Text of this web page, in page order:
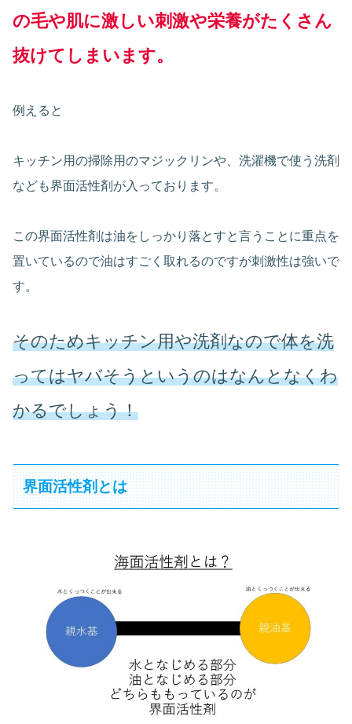
の毛や肌に激しい刺激や栄養がたくさん
抜けてしまいます。
例えると
キッチン用の掃除用のマジックリンや、洗濯機で使う洗剤
なども界面活性剤が入っております。
この界面活性剤は油をしっかり落とすと言うことに重点を
置いているので油はすごく取れるのですが刺激性は強いで
す。
そのためキッチン用や洗剤なので体を洗
ってはヤバそうというのはなんとなくわ
かるでしょう！
界面活性剤とは